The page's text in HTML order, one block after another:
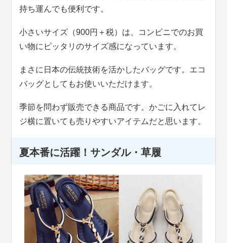
持ち運んでも便利です。
小さいサイズ（900円＋税）は、コンビニでのお買
い物にピッタリのサイズ感になっています。
まさに日本の伝統技術を活かしたバッグです。エコ
バッグとしてもお使いいただけます。
季節を問わず販売できる商品です。かごに入れてレ
ジ横に置いても売りやすいアイテムだと思います。
夏本番に活躍！サンダル・草履